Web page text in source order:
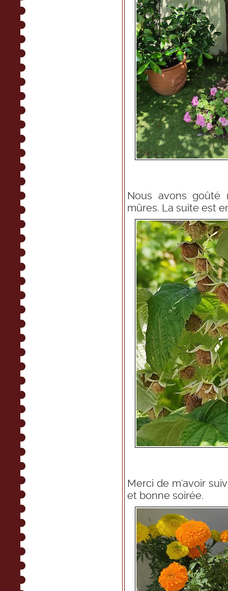
Nous avons goûté
mûres. La suite est
Merci de m'avoir
et bonne soirée.